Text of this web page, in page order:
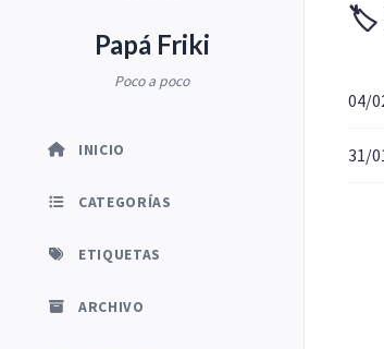
Papá Friki
Poco a poco
INICIO
CATEGORÍAS
ETIQUETAS
ARCHIVO
🏷️
04/
31/